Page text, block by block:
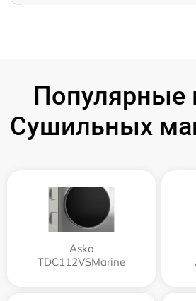
Популярные
Сушильных
Asko
TDC112VSMarine